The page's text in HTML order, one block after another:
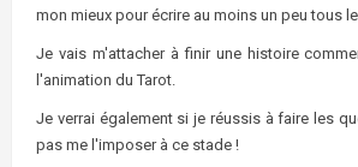
mon mieux pour écrire au moins un peu tous
Je vais m'attacher à finir une histoire
l'animation du Tarot.
Je verrai également si je réussis à faire les
pas me l'imposer à ce stade !